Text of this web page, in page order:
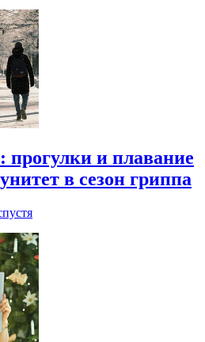
прогулки и плавание
в сезон гриппа